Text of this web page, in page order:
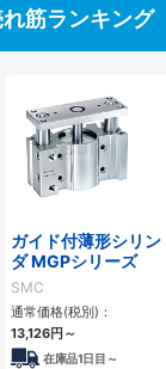
筋ランキング
ガイド付薄形シリン
ダ MGPシリーズ
SMC
通常価格(税別)：
13,126円 ～
在庫品1日目～